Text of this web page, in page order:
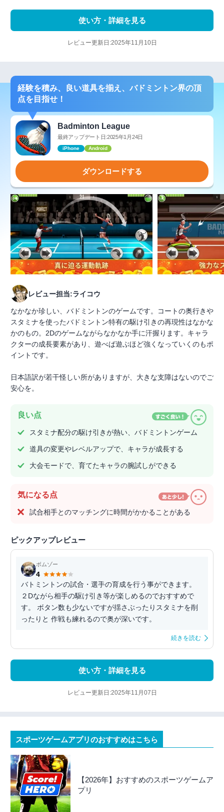
使い方・詳細を見る
レビュー更新日:2025年11月10日
経験を積み、良い道具を揃え、バドミントン界の頂
点を目指せ！
Badminton League
最終アップデート日:2025年1月24日
iPhone Android
ダウンロードする
レビュー担当:ライコウ
なかなか珍しい、バドミントンのゲームです。コートの奥行きや
スタミナを使ったバドミントン特有の駆け引きの再現性はなかな
かのもの。2Dのゲームながらなかなか手に汗握ります。キャラ
クターの成長要素があり、遊べば遊ぶほど強くなっていくのもポ
イントです。
日本語訳が若干怪しい所がありますが、大きな支障はないのでご
安心を。
良い点
スタミナ配分の駆け引きが熱い、バドミントンゲーム
道具の変更やレベルアップで、キャラが成長する
大会モードで、育てたキャラの腕試しができる
気になる点
試合相手とのマッチングに時間がかかることがある
ピックアップレビュー
ボムゾー
4
バトミントンの試合・選手の育成を行う事ができます。
２Dながら相手の駆け引き等が楽しめるのでおすすめで
す。 ボタン数も少ないですが揺さぶったりスタミナを削
ったりと 作戦も練れるので奥が深いです。
続きを読む
使い方・詳細を見る
レビュー更新日:2025年11月07日
スポーツゲームアプリのおすすめはこちら
【2026年】おすすめのスポーツゲームア
プリ